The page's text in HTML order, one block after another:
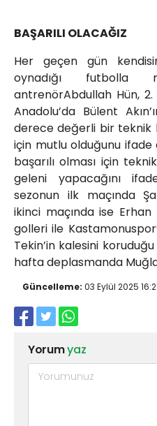
BAŞARILI OLACAĞIZ
Her geçen gün
oynadığı futbolla
antrenörAbdullah Hün, 2.
Anadolu’da Bülent
derece değerli bir teknik
için mutlu olduğunu ifade
başarılı olması için
geleni yapacağını
sezonun ilk maçında
ikinci maçında ise
golleri ile
Tekin’in kalesini
hafta deplasmanda
Güncelleme: 03 Eylül 2025
Yorumyaz